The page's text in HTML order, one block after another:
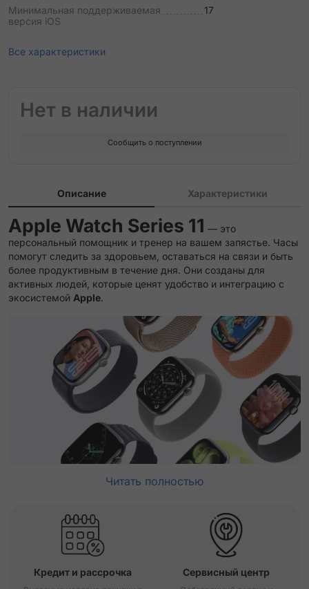
Минимальная поддерживаемая
версия iOS
17
Все характеристики
Нет в наличии
Сообщить о поступлении
Описание Характеристики
Apple Watch Series 11 — это
персональный помощник и тренер на вашем запястье. Часы
помогут следить за здоровьем, оставаться на связи и быть
более продуктивным в течение дня. Они созданы для
активных людей, которые ценят удобство и интеграцию с
экосистемой Apple.
Читать полностью
Кредит и рассрочка Сервисный центр